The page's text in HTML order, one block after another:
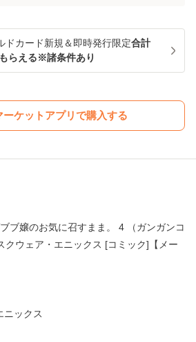
ドカード新規＆即時発行限定合計
らえる※諸条件あり
ーケットアプリで購入する
ブ嬢のお気に召すまま。 4 （ガンガンコ
クウェア・エニックス [コミック]【メー
ニックス